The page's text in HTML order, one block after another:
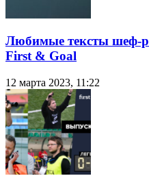
Любимые тексты шеф-
First & Goal
12 марта 2023, 11:22